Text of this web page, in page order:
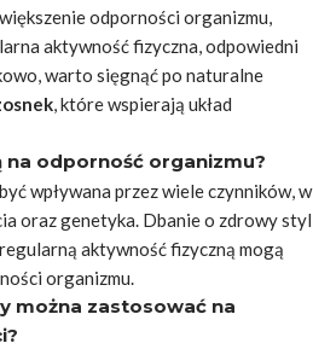
odporności organizmu,
aktywność fizyczna, odpowiedni
warto sięgnąć po naturalne
, które wspierają układ
na odporność organizmu?
wpływana przez wiele czynników, w
oraz genetyka. Dbanie o zdrowy styl
aktywność fizyczną mogą
organizmu.
można zastosować na